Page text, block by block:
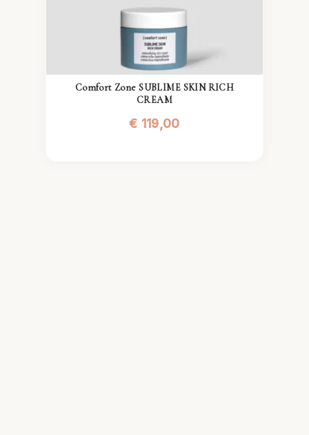
Comfort Zone SUBLIME SKIN RICH
CREAM
€ 119,00